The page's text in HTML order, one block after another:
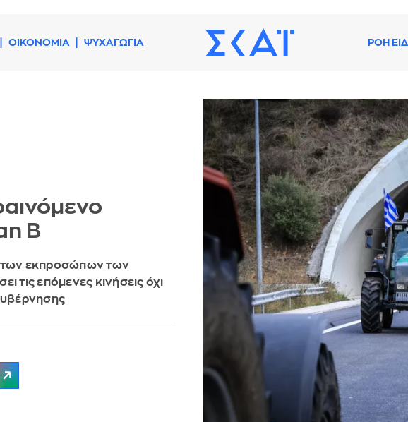
ΟΙΚΟΝΟΜΙΑ ΨΥΧΑΓΩΓΙΑ ΡΟΗ
B
των εκπροσώπων των
τις επόμενες κινήσεις όχι